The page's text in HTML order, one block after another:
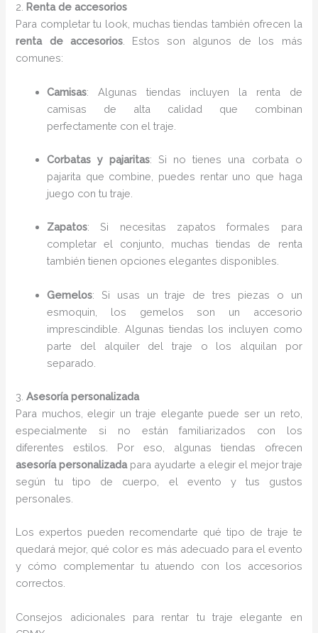
2. Renta de accesorios
Para completar tu look, muchas tiendas también ofrecen la
renta de accesorios. Estos son algunos de los más
comunes:
Camisas: Algunas tiendas incluyen la renta de
camisas de alta calidad que combinan
perfectamente con el traje.
Corbatas y pajaritas: Si no tienes una corbata o
pajarita que combine, puedes rentar uno que haga
juego con tu traje.
Zapatos: Si necesitas zapatos formales para
completar el conjunto, muchas tiendas de renta
también tienen opciones elegantes disponibles.
Gemelos: Si usas un traje de tres piezas o un
esmoquin, los gemelos son un accesorio
imprescindible. Algunas tiendas los incluyen como
parte del alquiler del traje o los alquilan por
separado.
3.Asesoría personalizada
Para muchos, elegir un traje elegante puede ser un reto,
especialmente si no están familiarizados con los
diferentes estilos. Por eso, algunas tiendas ofrecen
asesoría personalizadapara ayudarte a elegir el mejor traje
según tu tipo de cuerpo, el evento y tus gustos
personales.
Los expertos pueden recomendarte qué tipo de traje te
quedará mejor, qué color es más adecuado para el evento
y cómo complementar tu atuendo con los accesorios
correctos.
Consejos adicionales para rentar tu traje elegante en